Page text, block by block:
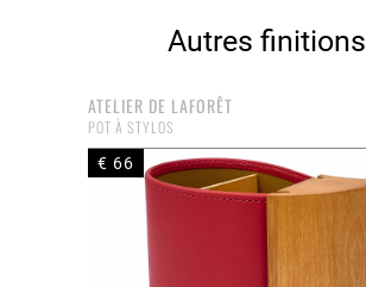
Autres finitions
ATELIER DE LAFORÊT
POT À STYLOS
€ 66